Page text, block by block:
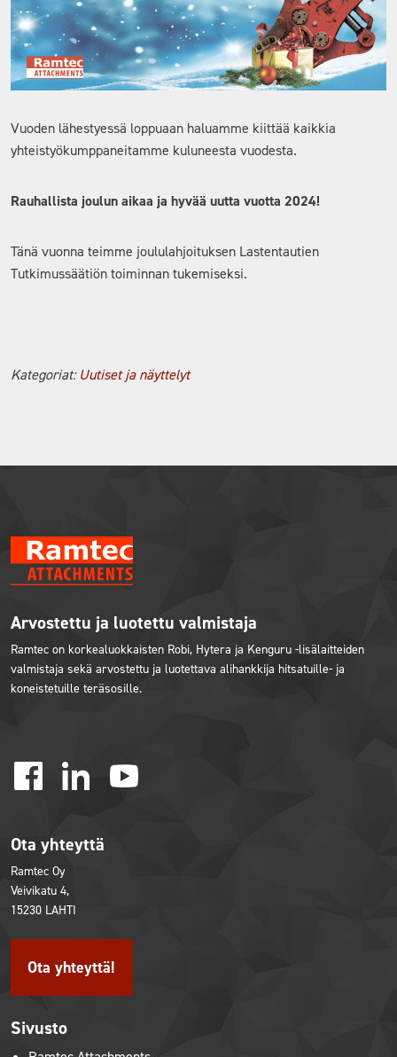
Vuoden lähestyessä loppuaan haluamme kiittää kaikkia
yhteistyökumppaneitamme kuluneesta vuodesta.
Rauhallista joulun aikaa ja hyvää uutta vuotta 2024!
Tänä vuonna teimme joululahjoituksen Lastentautien
Tutkimussäätiön toiminnan tukemiseksi.
Kategoriat:Uutiset ja näyttelyt
Arvostettu ja luotettu valmistaja
Ramtec on korkealuokkaisten Robi, Hytera ja Kenguru -lisälaitteiden
valmistaja sekä arvostettu ja luotettava alihankkija hitsatuille- ja
koneistetuille teräsosille.
facebook linkedin
Ota yhteyttä
Ramtec Oy
Veivikatu 4,
15230 LAHTI
Ota yhteyttä!
Sivusto